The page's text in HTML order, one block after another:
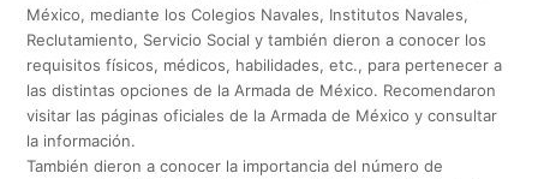
México, mediante los Colegios Navales, Institutos Navales,
Reclutamiento, Servicio Social y también dieron a conocer los
requisitos físicos, médicos, habilidades, etc., para pertenecer a
las distintas opciones de la Armada de México. Recomendaron
visitar las páginas oficiales de la Armada de México y consultar
la información.
También dieron a conocer la importancia del número de